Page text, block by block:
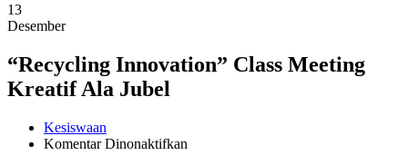
13
Desember
“Recycling Innovation” Class Meeting
Kreatif Ala Jubel
Kesiswaan
Komentar Dinonaktifkan